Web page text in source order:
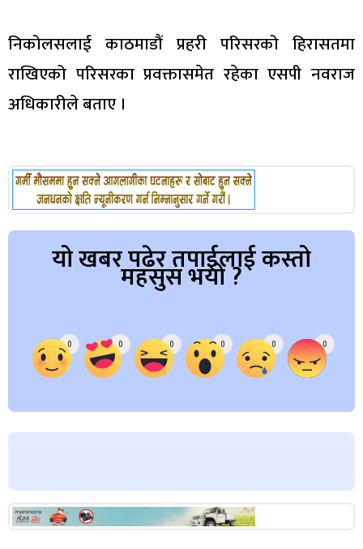
निकोलसलाई काठमाडौं प्रहरी परिसरको हिरासतमा
राखिएको परिसरका प्रवक्तासमेत रहेका एसपी नवराज
अधिकारीले बताए ।
यो खबर पढेर तपाईलाई कस्तो
महसुस भयो ?
0 0 0 0 0 0